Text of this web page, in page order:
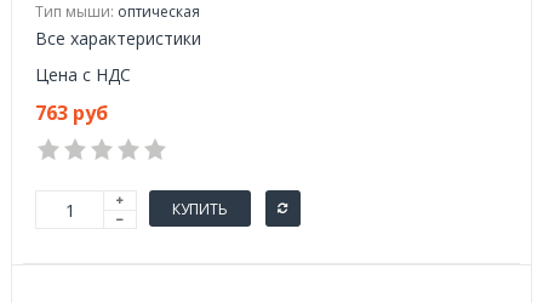
Тип мыши: оптическая
Все характеристики
Цена с НДС
763 руб
КУПИТЬ